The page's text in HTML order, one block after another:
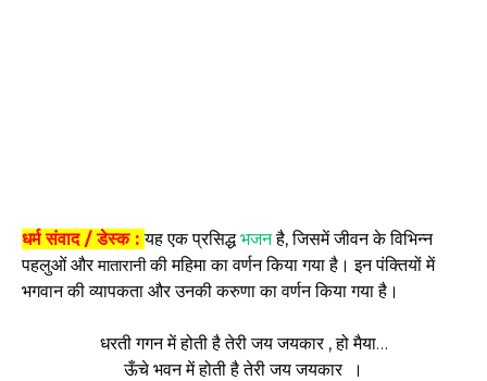
धर्म संवाद / डेस्क :यह एक प्रसिद्धभजनहै, जिसमें जीवन के विभिन्न
पहलुओं औरमातारानीकी महिमा का वर्णन किया गया है। इन पंक्तियों में
भगवान की व्यापकता और उनकी करुणा का वर्णन किया गया है।
धरती गगन में होती है तेरी जय जयकार , हो मैया…
ऊँचे भवन में होती है तेरी जय जयकार ।